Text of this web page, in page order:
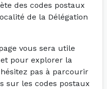
des codes postaux
de la Délégation
vous sera utile
pour explorer la
pas à parcourir
sur les codes postaux